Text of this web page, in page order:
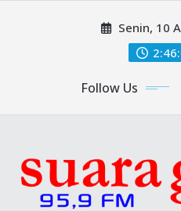
Senin, 10
Follow Us